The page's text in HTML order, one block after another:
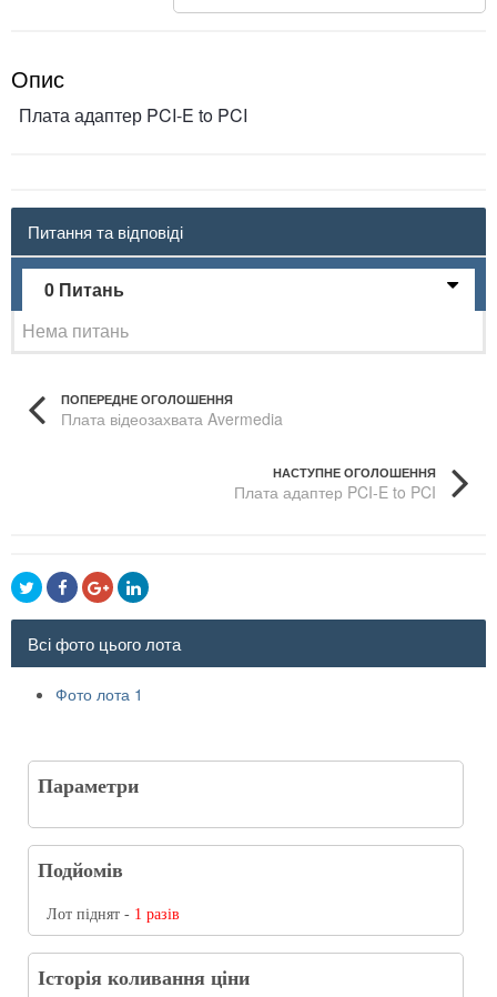
Опис
Плата адаптер PCI-E to PCI
Питання та відповіді
0 Питань
Нема питань
ПОПЕРЕДНЕ ОГОЛОШЕННЯ
Плата відеозахвата Avermedia
НАСТУПНЕ ОГОЛОШЕННЯ
Плата адаптер PCI-E to PCI
Всі фото цього лота
Фото лота 1
Параметри
Подйомів
Лот піднят - 1 разів
Історія коливання ціни